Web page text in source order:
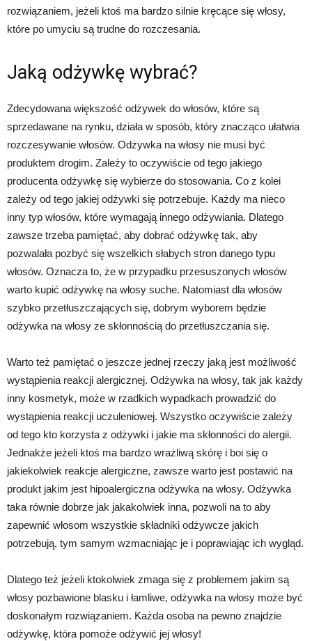
rozwiązaniem, jeżeli ktoś ma bardzo silnie kręcące się włosy,
które po umyciu są trudne do rozczesania.
Jaką odżywkę wybrać?
Zdecydowana większość odżywek do włosów, które są
sprzedawane na rynku, działa w sposób, który znacząco ułatwia
rozczesywanie włosów. Odżywka na włosy nie musi być
produktem drogim. Zależy to oczywiście od tego jakiego
producenta odżywkę się wybierze do stosowania. Co z kolei
zależy od tego jakiej odżywki się potrzebuje. Każdy ma nieco
inny typ włosów, które wymagają innego odżywiania. Dlatego
zawsze trzeba pamiętać, aby dobrać odżywkę tak, aby
pozwalała pozbyć się wszelkich słabych stron danego typu
włosów. Oznacza to, że w przypadku przesuszonych włosów
warto kupić odżywkę na włosy suche. Natomiast dla włosów
szybko przetłuszczających się, dobrym wyborem będzie
odżywka na włosy ze skłonnością do przetłuszczania się.
Warto też pamiętać o jeszcze jednej rzeczy jaką jest możliwość
wystąpienia reakcji alergicznej. Odżywka na włosy, tak jak każdy
inny kosmetyk, może w rzadkich wypadkach prowadzić do
wystąpienia reakcji uczuleniowej. Wszystko oczywiście zależy
od tego kto korzysta z odżywki i jakie ma skłonności do alergii.
Jednakże jeżeli ktoś ma bardzo wrażliwą skórę i boi się o
jakiekolwiek reakcje alergiczne, zawsze warto jest postawić na
produkt jakim jest hipoalergiczna odżywka na włosy. Odżywka
taka równie dobrze jak jakakolwiek inna, pozwoli na to aby
zapewnić włosom wszystkie składniki odżywcze jakich
potrzebują, tym samym wzmacniając je i poprawiając ich wygląd.
Dlatego też jeżeli ktokolwiek zmaga się z problemem jakim są
włosy pozbawione blasku i łamliwe, odżywka na włosy może być
doskonałym rozwiązaniem. Każda osoba na pewno znajdzie
odżywkę, która pomoże odżywić jej włosy!